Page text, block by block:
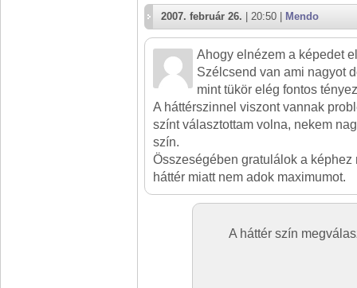
2007. február 26. | 20:50 | Mendo
Ahogy elnézem a képedet
Szélcsend van ami nagyot
mint tükör elég fontos
A háttérszinnel viszont vannak
színt választottam volna, nekem
szín.
Összeségében gratulálok a képhez
háttér miatt nem adok maximumot.
A háttér szín